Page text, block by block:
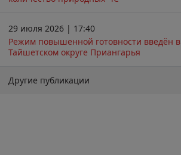
29 июля 2026 | 17:40
Режим повышенной готовности введён в
Тайшетском округе Приангарья
Другие публикации